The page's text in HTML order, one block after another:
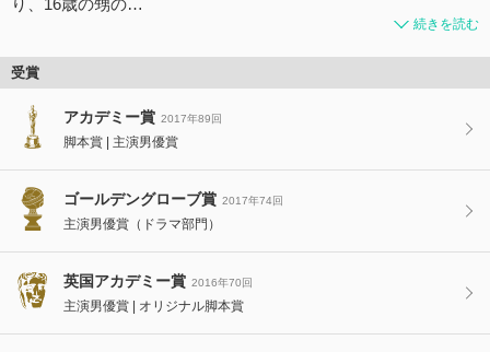
続きを読む
受賞
アカデミー賞 2017年89回
脚本賞 主演男優賞
ゴールデングローブ賞 2017年74回
主演男優賞（ドラマ部門）
英国アカデミー賞 2016年70回
主演男優賞 オリジナル脚本賞